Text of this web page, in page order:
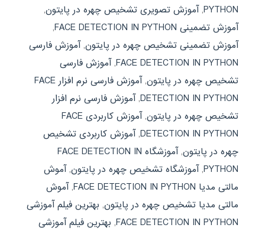
PYTHON
,آموزش تصویری تشخیص چهره در پایتون,
آموزش تضمینی FACE DETECTION IN PYTHON
,
آموزش تضمینی تشخیص چهره در پایتون,آموزش فارسی
FACE DETECTION IN PYTHON
,آموزش فارسی
تشخیص چهره در پایتون,
آموزش فارسی نرم افزار FACE
DETECTION IN PYTHON
,آموزش فارسی نرم افزار
تشخیص چهره در پایتون,
آموزش کاربردی FACE
DETECTION IN PYTHON
,آموزش کاربردی تشخیص
چهره در پایتون,
آموزشگاه FACE DETECTION IN
PYTHON
,آموزشگاه تشخیص چهره در پایتون,آموش
مالتی مدیا FACE DETECTION IN PYTHON
,آموش
مالتی مدیا تشخیص چهره در پایتون, بهترین فیلم آموزشی
FACE DETECTION IN PYTHON
, بهترین فیلم آموزشی